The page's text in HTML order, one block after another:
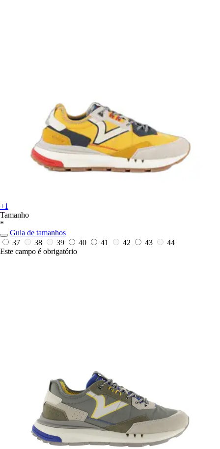
+1
Tamanho
*
Guia de tamanhos
37
38 39 40 41 42 43
44
Este campo é obrigatório